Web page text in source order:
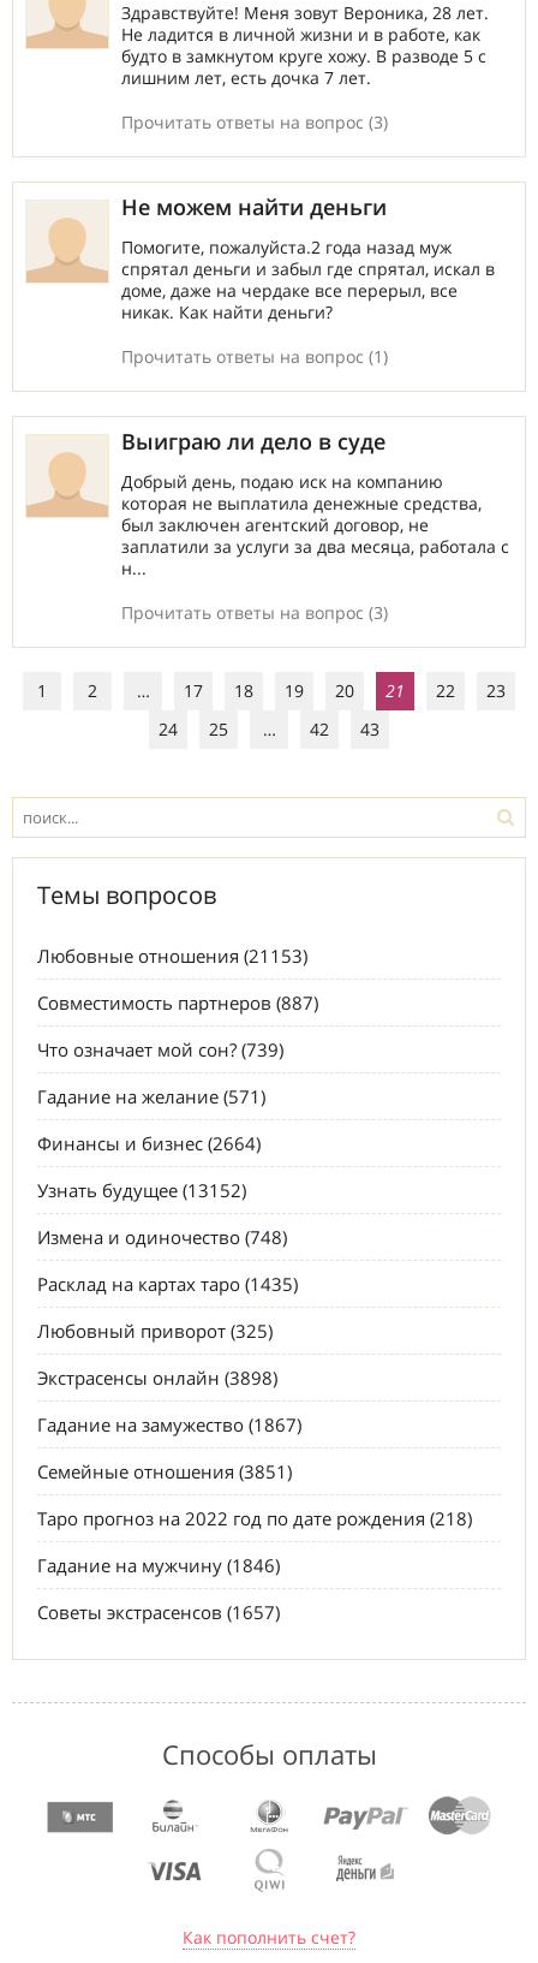
Здравствуйте! Меня зовут Вероника, 28 лет.
Не ладится в личной жизни и в работе, как
будто в замкнутом круге хожу. В разводе 5 с
лишним лет, есть дочка 7 лет.
Прочитать ответы на вопрос (3)
Не можем найти деньги
Помогите, пожалуйста.2 года назад муж
спрятал деньги и забыл где спрятал, искал в
доме, даже на чердаке все перерыл, все
никак. Как найти деньги?
Прочитать ответы на вопрос (1)
Выиграю ли дело в суде
Добрый день, подаю иск на компанию
которая не выплатила денежные средства,
был заключен агентский договор, не
заплатили за услуги за два месяца, работала с
н...
Прочитать ответы на вопрос (3)
1 2 … 17 18 19 20 21 22
23
24
25 … 42 43
Темы вопросов
Любовные отношения (21153)
Совместимость партнеров (887)
Что означает мой сон? (739)
Гадание на желание (571)
Финансы и бизнес (2664)
Узнать будущее (13152)
Измена и одиночество (748)
Расклад на картах таро (1435)
Любовный приворот (325)
Экстрасенсы онлайн (3898)
Гадание на замужество (1867)
Семейные отношения (3851)
Таро прогноз на 2022 год по дате рождения (218)
Гадание на мужчину (1846)
Советы экстрасенсов (1657)
Способы оплаты
Как пополнить счет?